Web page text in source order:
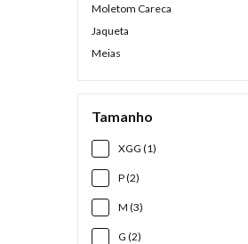
Moletom Careca
Jaqueta
Meias
Tamanho
XGG (1)
P (2)
M (3)
G (2)